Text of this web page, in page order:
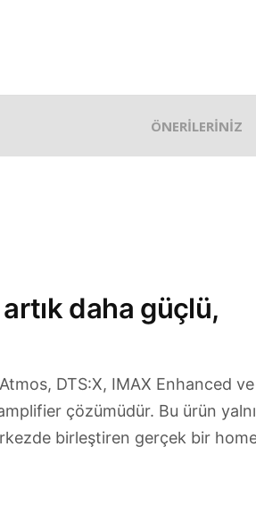
ÖNERİLERİNİZ
daha güçlü,
DTS:X, IMAX Enhanced ve
çözümüdür. Bu ürün
birleştiren gerçek bir